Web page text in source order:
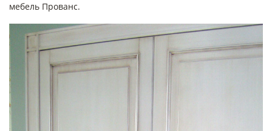
мебель Прованс.